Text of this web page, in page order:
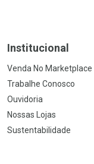
Institucional
Venda No Marketplace
Trabalhe Conosco
Ouvidoria
Nossas Lojas
Sustentabilidade